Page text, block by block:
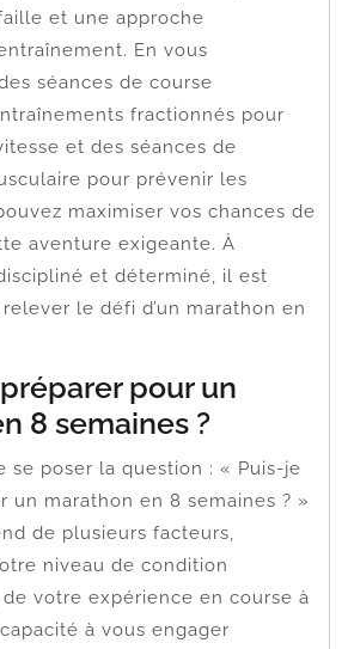
et une approche
En vous
séances de course
fractionnés pour
et des séances de
pour prévenir les
maximiser vos chances de
aventure exigeante. À
et déterminé, il est
le défi d’un marathon en
pour un
8 semaines ?
se poser la question : « Puis-je
un marathon en 8 semaines ? »
de plusieurs facteurs,
niveau de condition
votre expérience en course à
à vous engager